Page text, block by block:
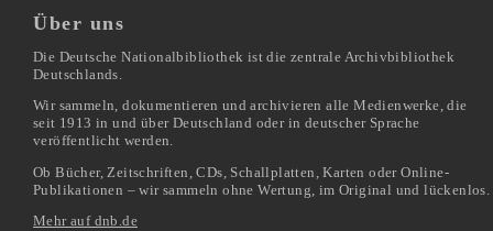
Über uns
Die Deutsche Nationalbibliothek ist die zentrale Archivbibliothek
Deutschlands.
Wir sammeln, dokumentieren und archivieren alle Medienwerke, die
seit 1913 in und über Deutschland oder in deutscher Sprache
veröffentlicht werden.
Ob Bücher, Zeitschriften, CDs, Schallplatten, Karten oder Online-
Publikationen – wir sammeln ohne Wertung, im Original und lückenlos.
Mehr auf dnb.de